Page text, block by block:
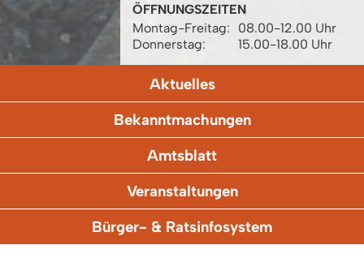
ÖFFNUNGSZEITEN
Montag-Freitag:
08.00-12.00 Uhr
Donnerstag:
15.00-18.00 Uhr
Aktuelles
Bekanntmachungen
Amtsblatt
Veranstaltungen
Bürger- & Ratsinfosystem